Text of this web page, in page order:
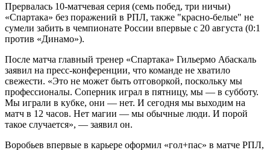
Прервалась 10-матчевая серия (семь побед, три ничьи)
«Спартака» без поражений в РПЛ, также "красно-белые" не
сумели забить в чемпионате России впервые с 20 августа (0:1
против «Динамо»).
После матча главный тренер «Спартака» Гильермо Абаскаль
заявил на пресс-конференции, что команде не хватило
свежести. «Это не может быть отговоркой, поскольку мы
профессионалы. Соперник играл в пятницу, мы — в субботу.
Мы играли в кубке, они — нет. И сегодня мы выходим на
матч в 12 часов. Нет магии — мы обычные люди. И порой
такое случается», — заявил он.
Воробьев впервые в карьере оформил «гол+пас» в матче РПЛ,